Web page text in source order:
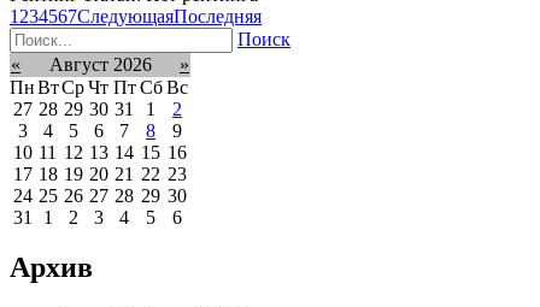
1 234567СледующаяПоследняя
Поиск
«
Август 2026
»
ПнВтСрЧт Пт Сб Вс
27 28 29 30 31 1
2
3
4 5 6 7 8
9
10 11 12 13 14 15 16
17 18 19 20 21 22 23
24 25 26 27 28 29 30
31
1 2 3 4 5 6
Архив